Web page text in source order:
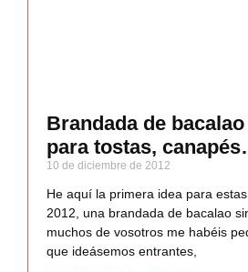
Brandada de
para tostas,
10 de diciembre de 2012
He aquí la primera idea para
2012, una brandada de bacalao
muchos de vosotros me habéis
que ideásemos entrantes,